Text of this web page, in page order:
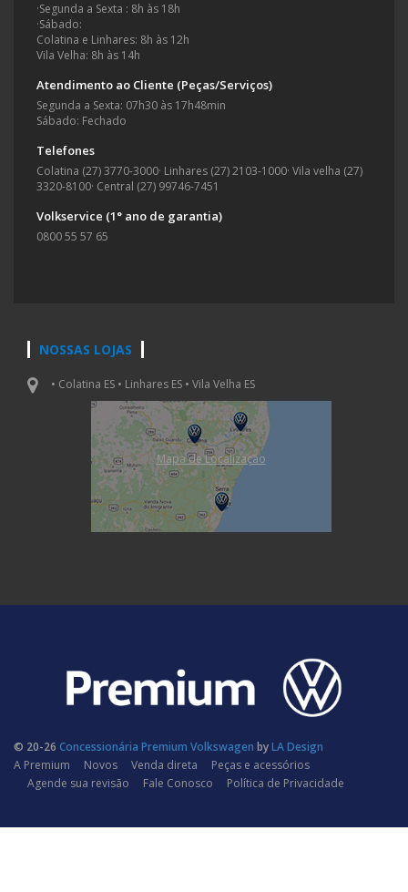
·Segunda a Sexta : 8h às 18h
·Sábado:
Colatina e Linhares: 8h às 12h
Vila Velha: 8h às 14h
Atendimento ao Cliente (Peças/Serviços)
Segunda a Sexta: 07h30 às 17h48min
Sábado: Fechado
Telefones
Colatina (27) 3770-3000· Linhares (27) 2103-1000· Vila velha (27)
3320-8100· Central (27) 99746-7451
Volkservice (1° ano de garantia)
0800 55 57 65
NOSSAS LOJAS
• Colatina ES • Linhares ES • Vila Velha ES
Mapa de Localizaçāo
© 20-26 Concessionária Premium Volkswagen byLA Design
A Premium
Novos Venda direta
Peças e acessórios
Agende sua revisão
Fale Conosco Política de Privacidade